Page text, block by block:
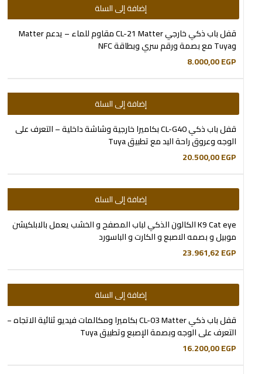
إضافة إلى السلة
قفل باب ذكي خارجي CL-21 Matter مقاوم للماء – يدعم Matter
وTuya مع بصمة ورقم سري وبطاقة NFC
8.000,00EGP
إضافة إلى السلة
قفل باب ذكي CL-G40 بكاميرا خارجية وشاشة داخلية – التعرف على
الوجه وعروق راحة اليد مع تطبيق Tuya
20.500,00EGP
إضافة إلى السلة
K9 Cat eye الكالون الذكي لباب المصفح و الخشب يعمل بالابلكيشن
موبيل و بصمه الاصبع و الكارت و الباسورد
23.961,62EGP
إضافة إلى السلة
قفل باب ذكي CL-03 Matter بكاميرا ومكالمات فيديو ثنائية الاتجاه –
التعرف على الوجه وبصمة الإصبع وتطبيق Tuya
16.200,00EGP